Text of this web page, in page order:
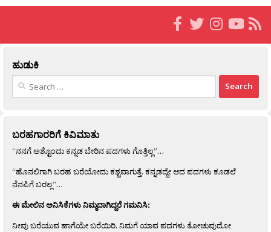
ಹುಡುಕಿ
Search
ಬರಹಗಾರರಿಗೆ ಕಿವಿಮಾತು
“ನನಗೆ ಅಶ್ಟೊಂದು ಕನ್ನಡ ಬೇರಿನ ಪದಗಳು ಗೊತ್ತಿಲ್ಲ”…
“ಹೊನಲಿಗಾಗಿ ಬರಹ ಬರೆಯೋದು ಕಶ್ಟವಾಗುತ್ತೆ. ಕನ್ನಡದ್ದೇ ಆದ ಪದಗಳು ಕೂಡಲೆ
ನೆನಪಿಗೆ ಬರಲ್ಲ”…
ಈ ಮೇಲಿನ ಅನಿಸಿಕೆಗಳು ನಿಮ್ಮದಾಗಿದ್ದರೆ ಗಮನಿಸಿ:
ನೀವು ಬರೆಯುವ ಹಾಗೆಯೇ ಬರೆಯಿರಿ. ನಿಮಗೆ ಯಾವ ಪದಗಳು ತೋಚುವುದೋ